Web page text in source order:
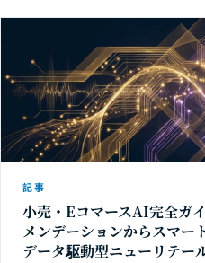
記事
小売・EコマースAI完全ガ
メンデーションからスマー
データ駆動型ニューリテー